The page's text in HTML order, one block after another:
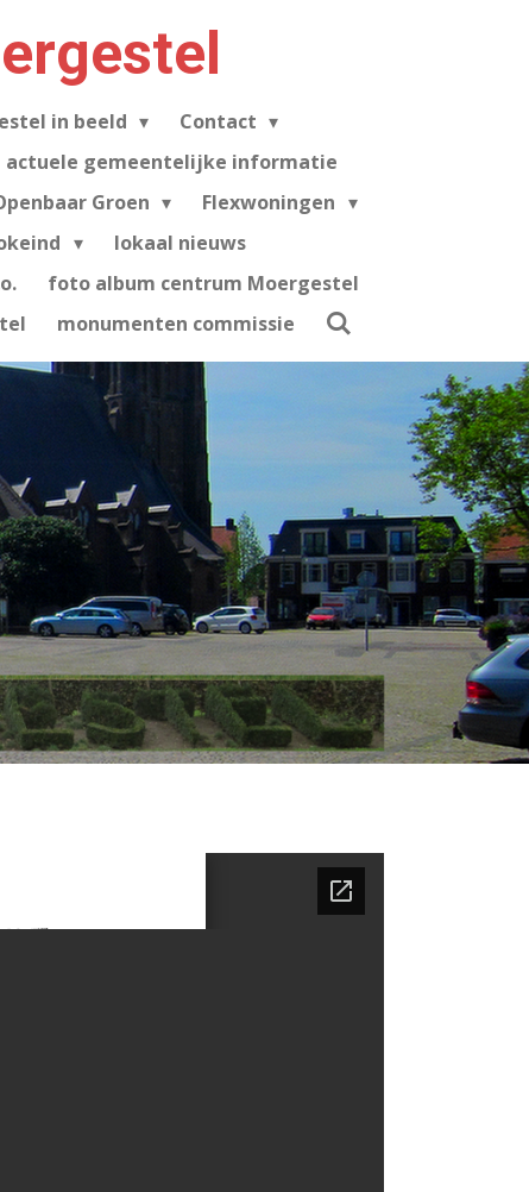
in beeld
Contact
actuele gemeentelijke informatie
Groen
Flexwoningen
lokaal nieuws
foto album centrum Moergestel
monumenten commissie